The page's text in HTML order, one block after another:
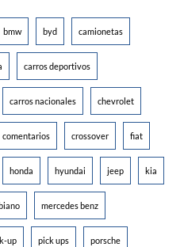
bmw byd camionetas
carros deportivos
carros nacionales chevrolet
comentarios crossover fiat
honda hyundai jeep kia
mercedes benz
up pick ups porsche